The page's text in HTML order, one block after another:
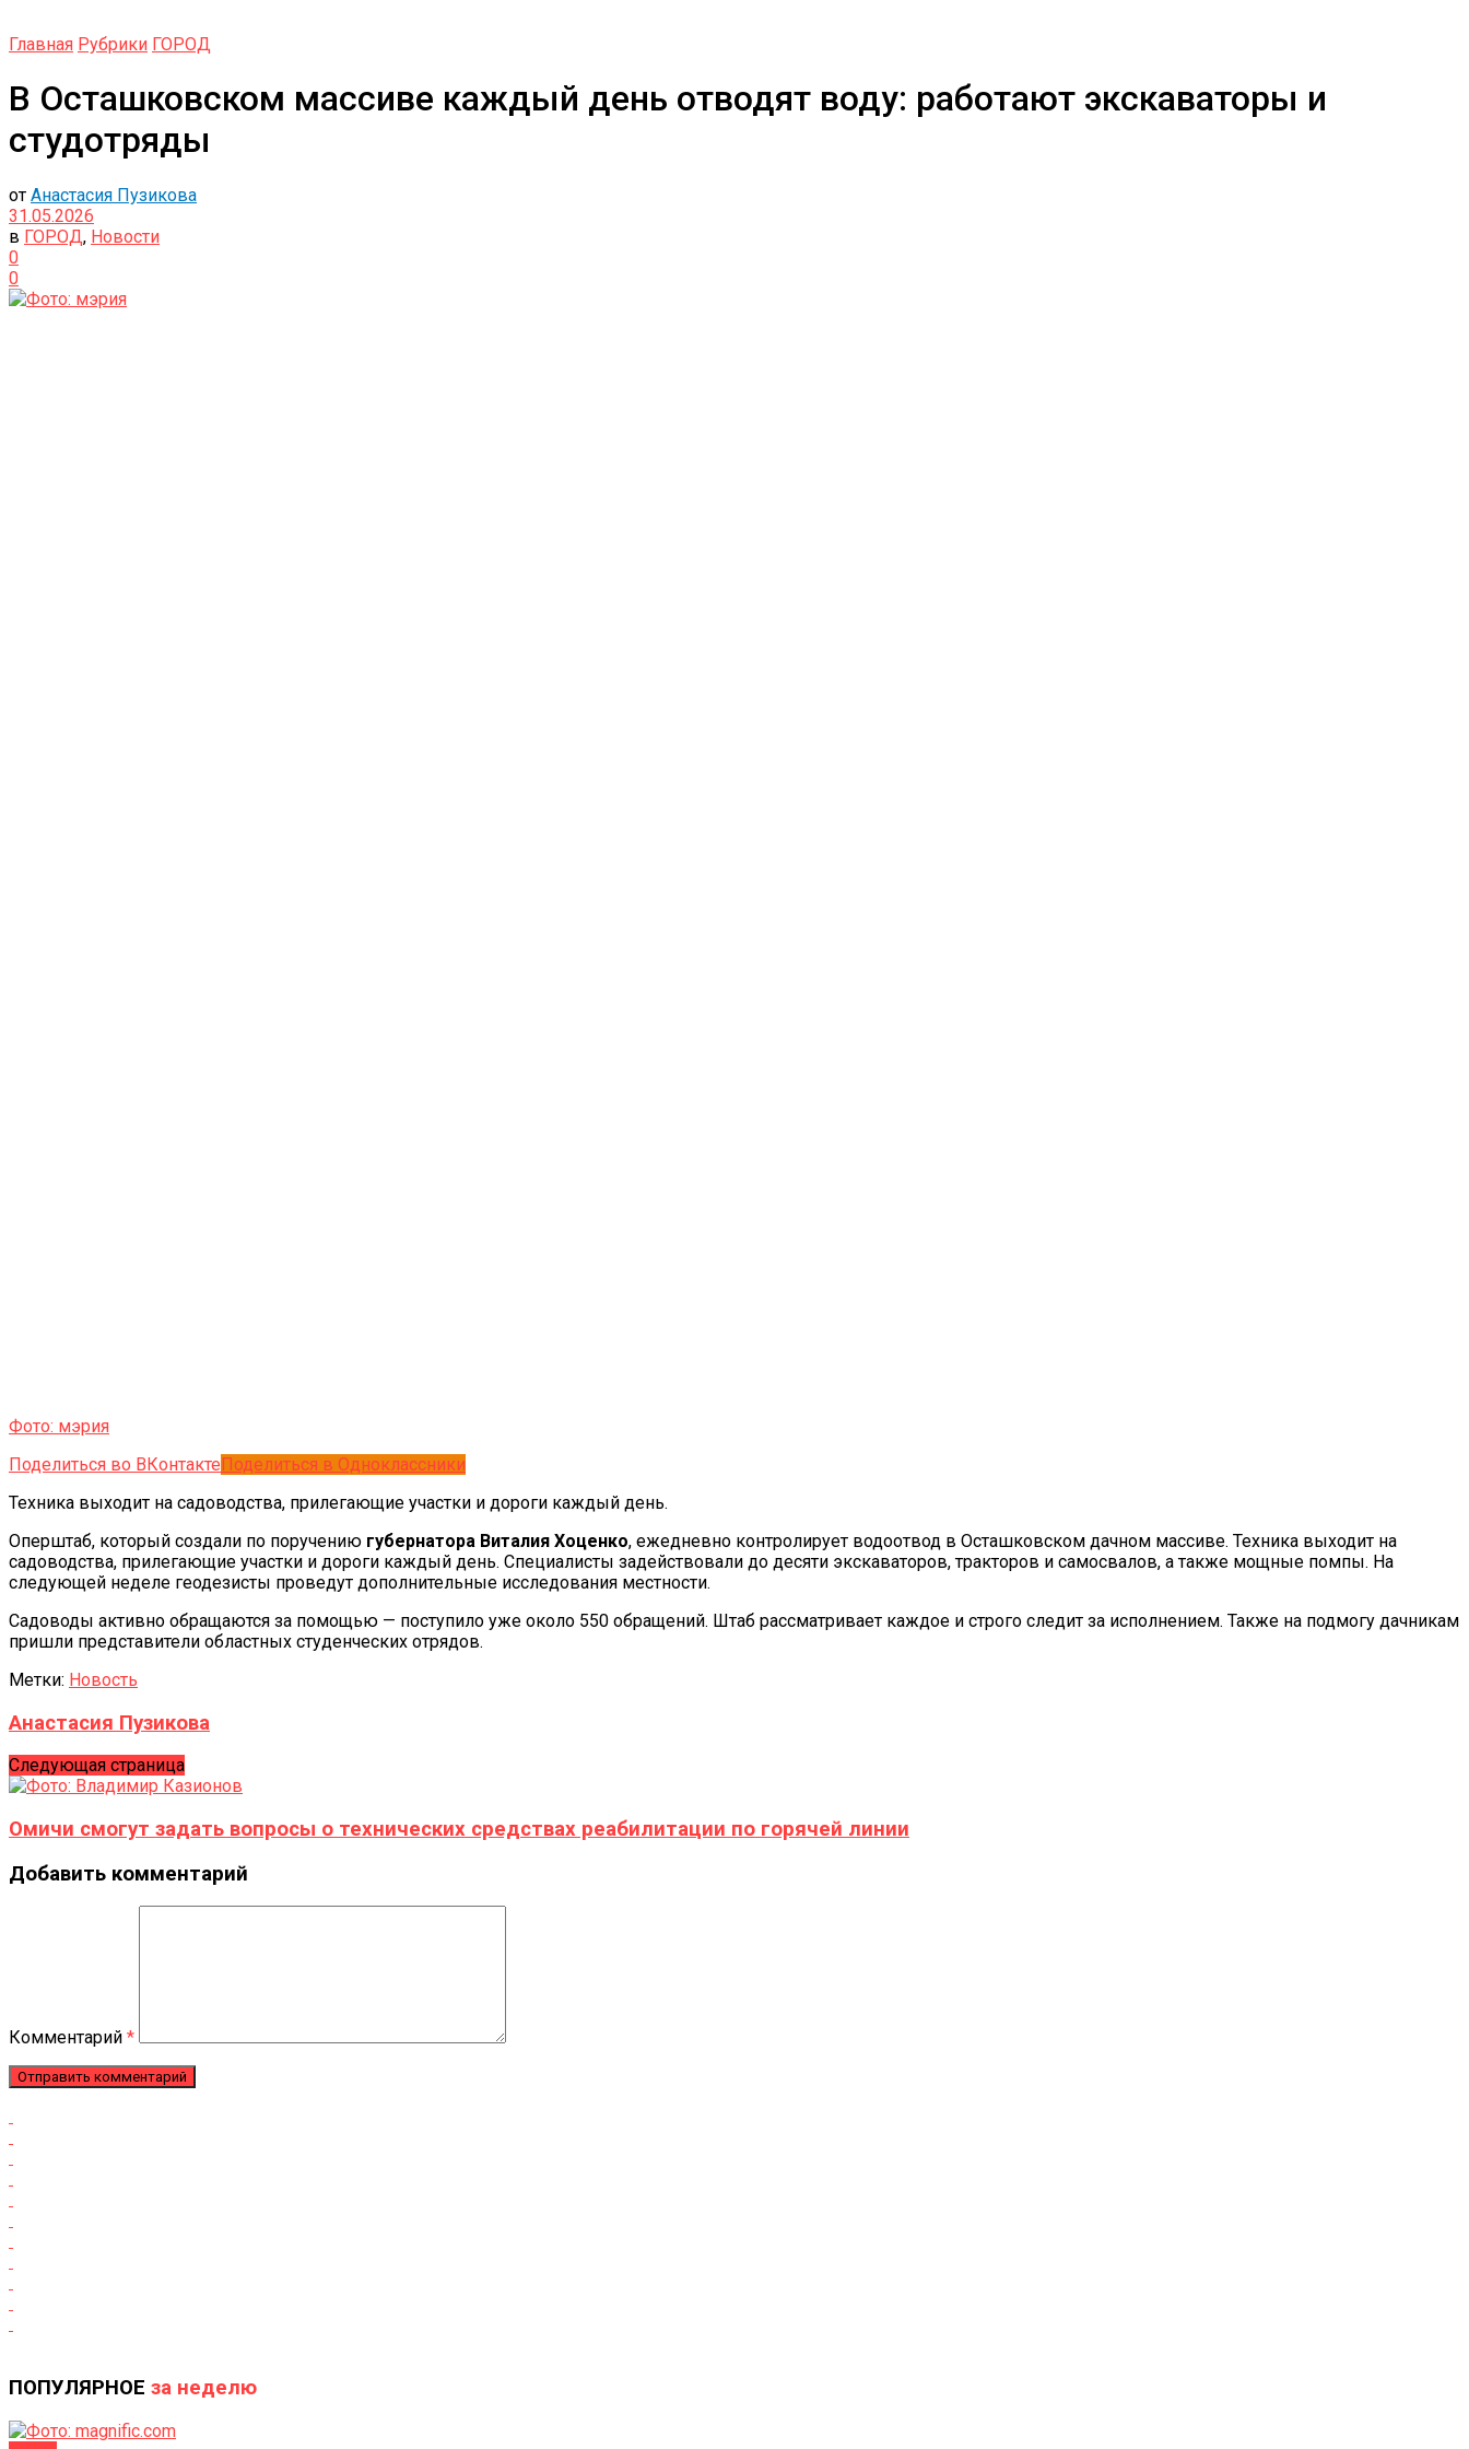
Главная Рубрики ГОРОД
В Осташковском массиве каждый день отводят воду: работают экскаваторы и
студотряды
от Анастасия Пузикова
31.05.2026
в ГОРОД, Новости
0
0
Фото: мэрия
Поделиться во ВКонтактеПоделиться в Одноклассники
Техника выходит на садоводства, прилегающие участки и дороги каждый день.
Оперштаб, который создали по поручению губернатора Виталия Хоценко, ежедневно контролирует водоотвод в Осташковском дачном массиве. Техника выходит на
садоводства, прилегающие участки и дороги каждый день. Специалисты задействовали до десяти экскаваторов, тракторов и самосвалов, а также мощные помпы. На
следующей неделе геодезисты проведут дополнительные исследования местности.
Садоводы активно обращаются за помощью — поступило уже около 550 обращений. Штаб рассматривает каждое и строго следит за исполнением. Также на подмогу дачникам
пришли представители областных студенческих отрядов.
Метки: Новость
Анастасия Пузикова
Следующая страница
Омичи смогут задать вопросы о технических средствах реабилитации по горячей линии
Добавить комментарий
Комментарий *
ПОПУЛЯРНОЕ за неделю